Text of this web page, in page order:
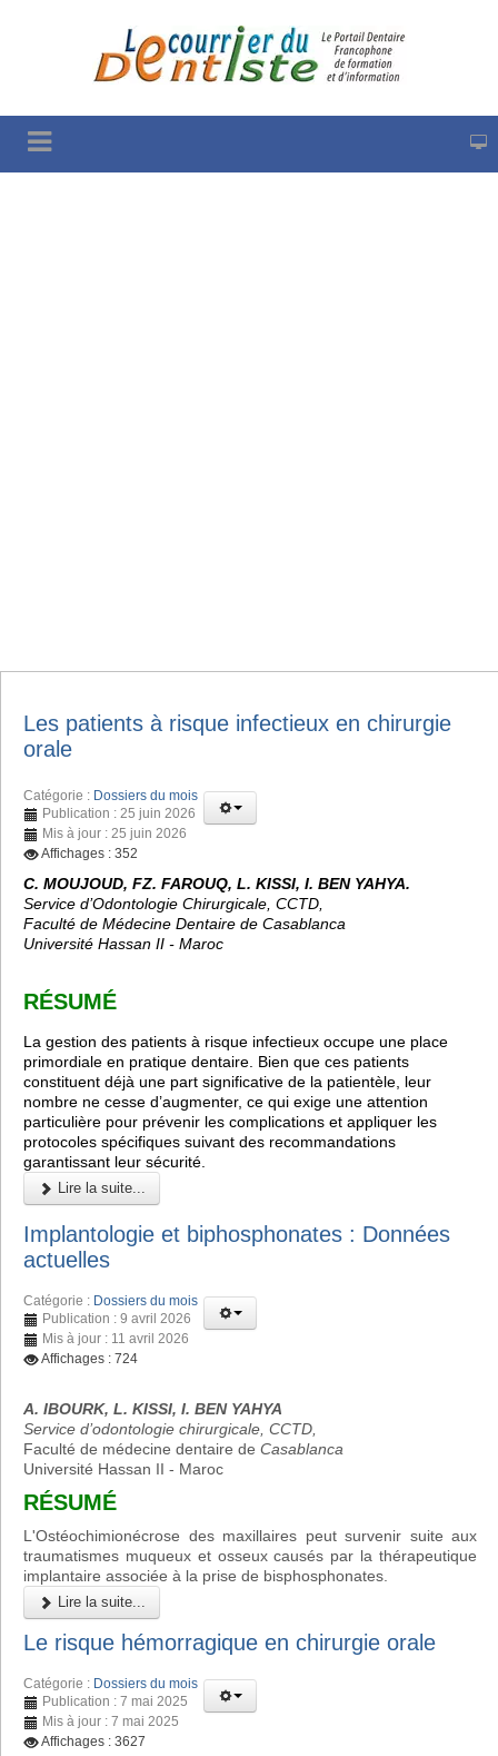
Les patients à risque infectieux en chirurgie
orale
Catégorie : Dossiers du mois
Publication : 25 juin 2026
Mis à jour : 25 juin 2026
Affichages : 352
C. MOUJOUD, FZ. FAROUQ, L. KISSI, I. BEN YAHYA.
Service d’Odontologie Chirurgicale, CCTD,
Faculté de Médecine Dentaire de Casablanca
Université Hassan II - Maroc
RÉSUMÉ
La gestion des patients à risque infectieux occupe une place
primordiale en pratique dentaire. Bien que ces patients
constituent déjà une part significative de la patientèle, leur
nombre ne cesse d’augmenter, ce qui exige une attention
particulière pour prévenir les complications et appliquer les
protocoles spécifiques suivant des recommandations
garantissant leur sécurité.
Lire la suite...
Implantologie et biphosphonates : Données
actuelles
Catégorie : Dossiers du mois
Publication : 9 avril 2026
Mis à jour : 11 avril 2026
Affichages : 724
A. IBOURK, L. KISSI, I. BEN YAHYA
Service d’odontologie chirurgicale, CCTD,
Faculté de médecine dentaire de Casablanca
Université Hassan II - Maroc
RÉSUMÉ
L'Ostéochimionécrose des maxillaires peut survenir suite aux
traumatismes muqueux et osseux causés par la thérapeutique
implantaire associée à la prise de bisphosphonates.
Lire la suite...
Le risque hémorragique en chirurgie orale
Catégorie : Dossiers du mois
Publication : 7 mai 2025
Mis à jour : 7 mai 2025
Affichages : 3627